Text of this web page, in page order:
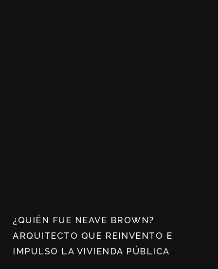
¿QUIÉN FUE NEAVE BROWN?
ARQUITECTO QUE REINVENTO E
IMPULSO LA VIVIENDA PÚBLICA